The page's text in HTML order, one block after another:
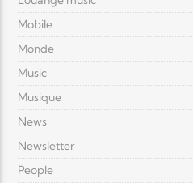
Mobile
Monde
Music
Musique
News
Newsletter
People